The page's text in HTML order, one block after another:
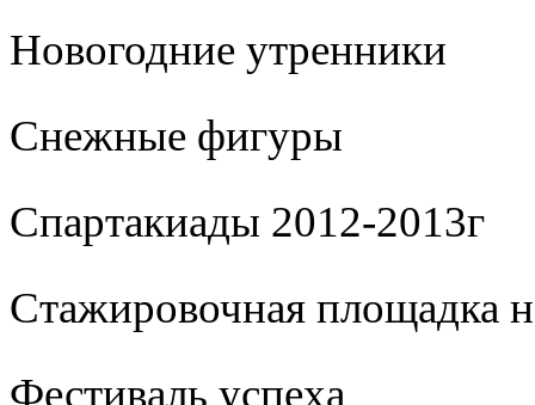
Новогодние утренники
Cнежные фигуры
Спартакиады 2012-2013г
Стажировочная
Фестиваль успеха